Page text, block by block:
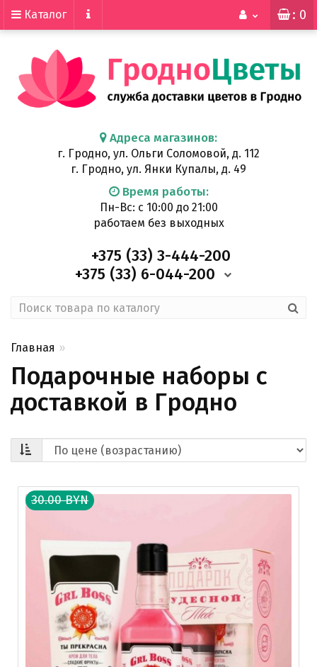
: 0
Каталог
Адреса магазинов:
г. Гродно, ул. Ольги Соломовой, д. 112
г. Гродно, ул. Янки Купалы, д. 49
Время работы:
Пн-Вс: с 10:00 до 21:00
работаем без выходных
+375 (33) 3-444-200
+375 (33) 6-044-200
Главная
Подарочные наборы с
доставкой в Гродно
30.00 BYN